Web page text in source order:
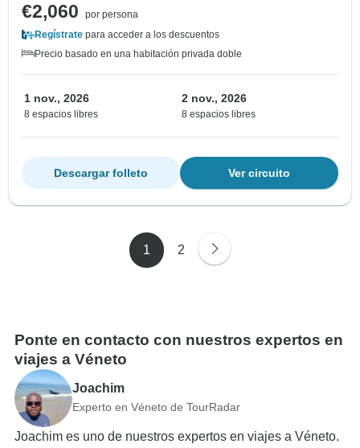
€2,060
por persona
Regístrate para acceder a los descuentos
Precio basado en una habitación privada doble
1 nov., 2026
8 espacios libres
2 nov., 2026
8 espacios libres
Ver circuito
Descargar folleto
1 2
Ponte en contacto con nuestros expertos en
viajes a Véneto
Joachim
Experto en Véneto de TourRadar
Joachim es uno de nuestros expertos en viajes a Véneto.